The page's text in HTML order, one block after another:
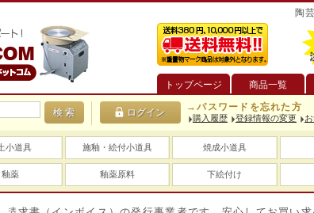
陶
トップページ
商品一覧
→パスワードを忘れた方
購入履歴 登録情報の変更
小道具 施釉・絵付小道具 焼成小道具
釉薬 釉薬原料 下絵付け